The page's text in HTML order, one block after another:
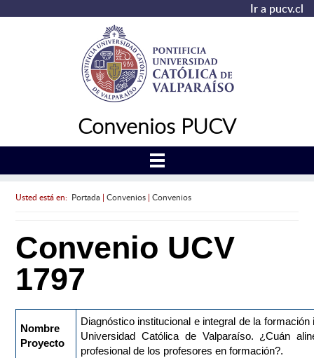
Ir a pucv.cl
Convenios PUCV
Usted está en: Portada| Convenios| Convenios
Convenio UCV
1797
Nombre
Proyecto
Diagnóstico institucional e integral de la
Universidad Católica de Valparaíso. ¿Cuán
profesional de los profesores en formación?.